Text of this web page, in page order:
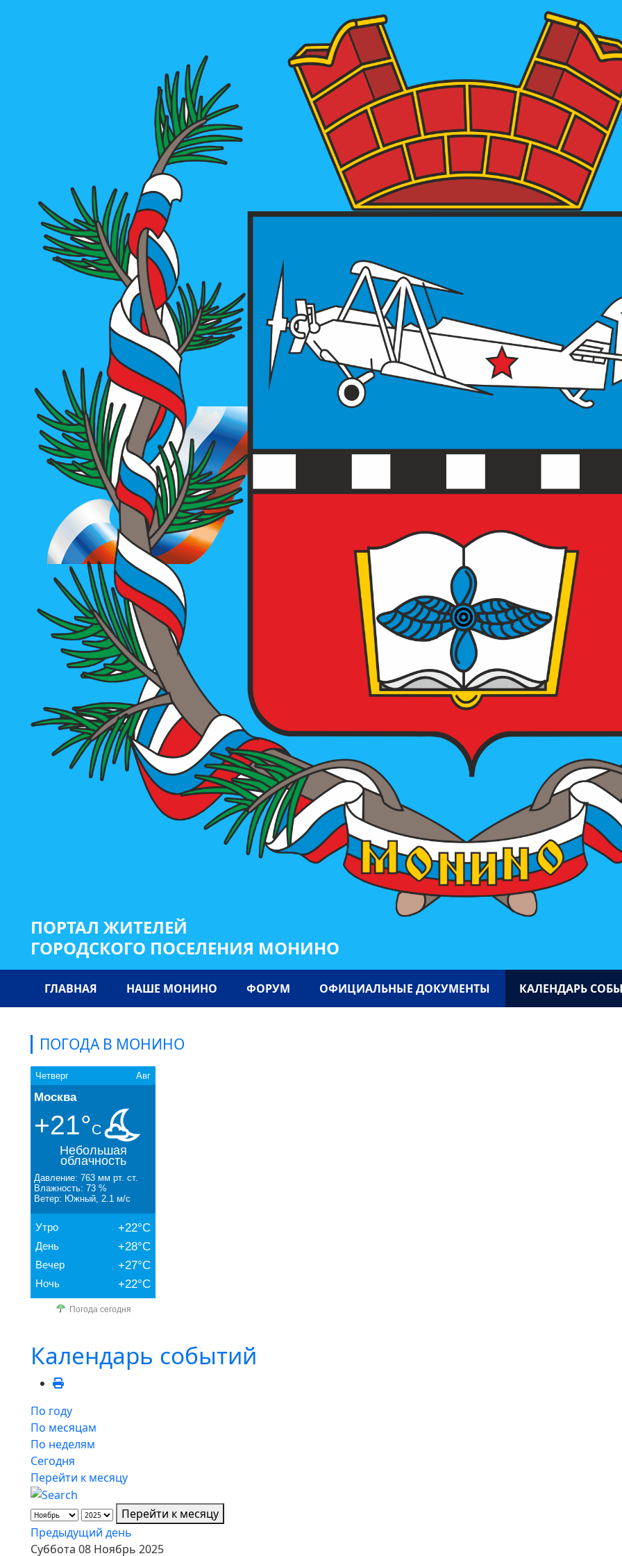
ПОРТАЛ ЖИТЕЛЕЙ
ГОРОДСКОГО ПОСЕЛЕНИЯ МОНИНО
ГЛАВНАЯ НАШЕ МОНИНО ФОРУМ ОФИЦИАЛЬНЫЕ ДОКУМЕНТЫ КАЛЕНДАРЬ
ПОГОДА В МОНИНО
Четверг Авг
Москва
+21°C
Небольшая
облачность
Давление: 763 мм рт. ст.
Влажность: 73 %
Ветер: Южный, 2.1 м/с
Утро +22°C
День +28°C
Вечер +27°C
Ночь +22°C
Погода сегодня
Календарь событий
По году
По месяцам
По неделям
Сегодня
Перейти к месяцу
Перейти к месяцу
Предыдущий день
Суббота 08 Ноябрь 2025